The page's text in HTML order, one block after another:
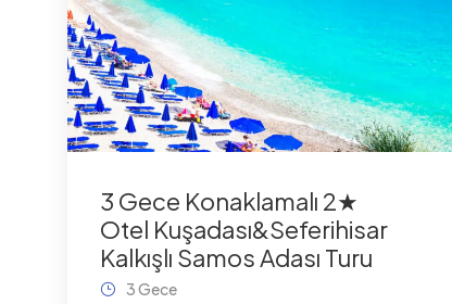
3 Gece Konaklamalı 2★
Otel Kuşadası&Seferihisar
Kalkışlı Samos Adası Turu
3 Gece